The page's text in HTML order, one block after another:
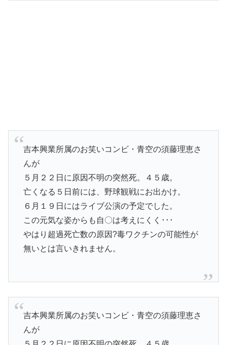
吉本興業所属のお笑いコンビ・青空の須藤理恵さ
んが
５月２２日に原因不明の突然死。４５歳。
亡くなる５日前には、野球観戦にお出かけ。
６月１９日にはライブ公演の予定でした。
この元気な姿からも自〇は考えにくく･･･
やはり超過死亡数の原因?毒ワクチンの可能性が
無いとは言いきれません。
吉本興業所属のお笑いコンビ・青空の須藤理恵さ
んが